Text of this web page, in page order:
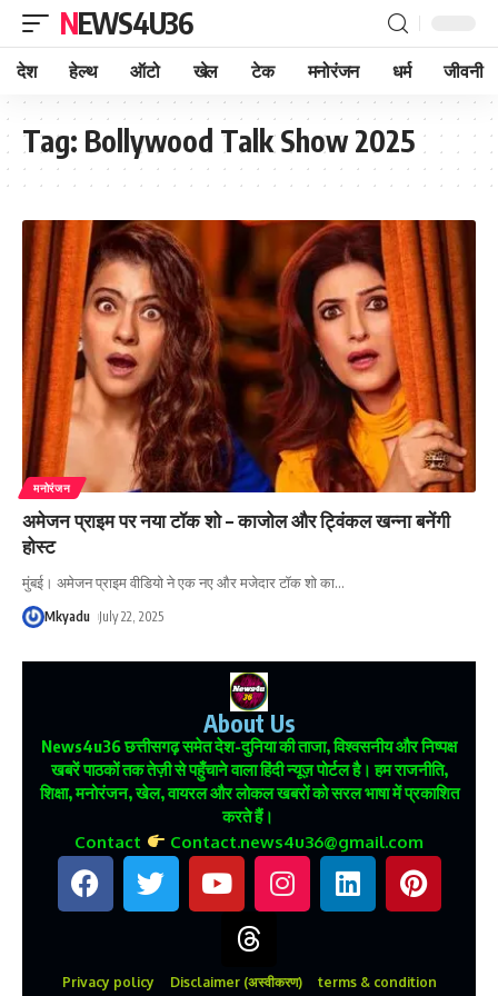
NEWS4U36
देश हेल्थ ऑटो खेल टेक मनोरंजन धर्म जीवनी
Tag: Bollywood Talk Show 2025
मनोरंजन
अमेजन प्राइम पर नया टॉक शो – काजोल और ट्विंकल खन्ना बनेंगी
होस्ट
मुंबई। अमेजन प्राइम वीडियो ने एक नए और मजेदार टॉक शो का…
Mkyadu July 22, 2025
About Us
News4u36छत्तीसगढ़ समेत देश-दुनिया की ताजा, विश्वसनीय और निष्पक्ष
खबरें पाठकों तक तेज़ी से पहुँचाने वाला हिंदी न्यूज़ पोर्टल है। हम राजनीति,
शिक्षा, मनोरंजन, खेल, वायरल और लोकल खबरों को सरल भाषा में प्रकाशित
करते हैं।
Contact Contact.news4u36@gmail.com
Privacy policy Disclaimer (अस्वीकरण) terms & condition